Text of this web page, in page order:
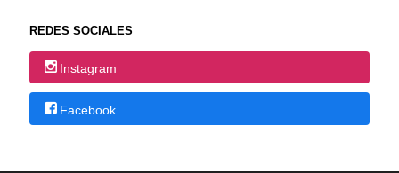
REDES SOCIALES
Instagram
Facebook